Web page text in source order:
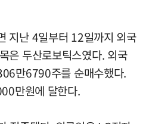
지난 4일부터 12일까지 외국
은 두산로보틱스였다. 외국
만6790주를 순매수했다.
만원에 달한다.